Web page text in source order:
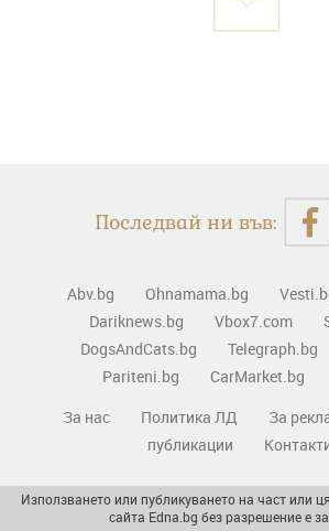
Последвай ни във:
Abv.bg Ohnamama.bg
Dariknews.bg
Vbox7.com
DogsAndCats.bg
Telegraph.bg
Pariteni.bg
CarMarket.bg
За нас
Политика ЛД За
публикации
Използването или публикуването на част или
сайта Edna.bg без разрешение е